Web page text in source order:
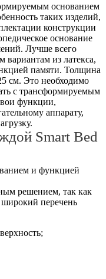
основанием
таких изделий,
конструкции
основание
Лучше всего
вариантам из латекса,
памяти. Толщина
см. Это необходимо
с трансформируемым
функции,
аппарату,
Smart Bed
решением, так как
перечень